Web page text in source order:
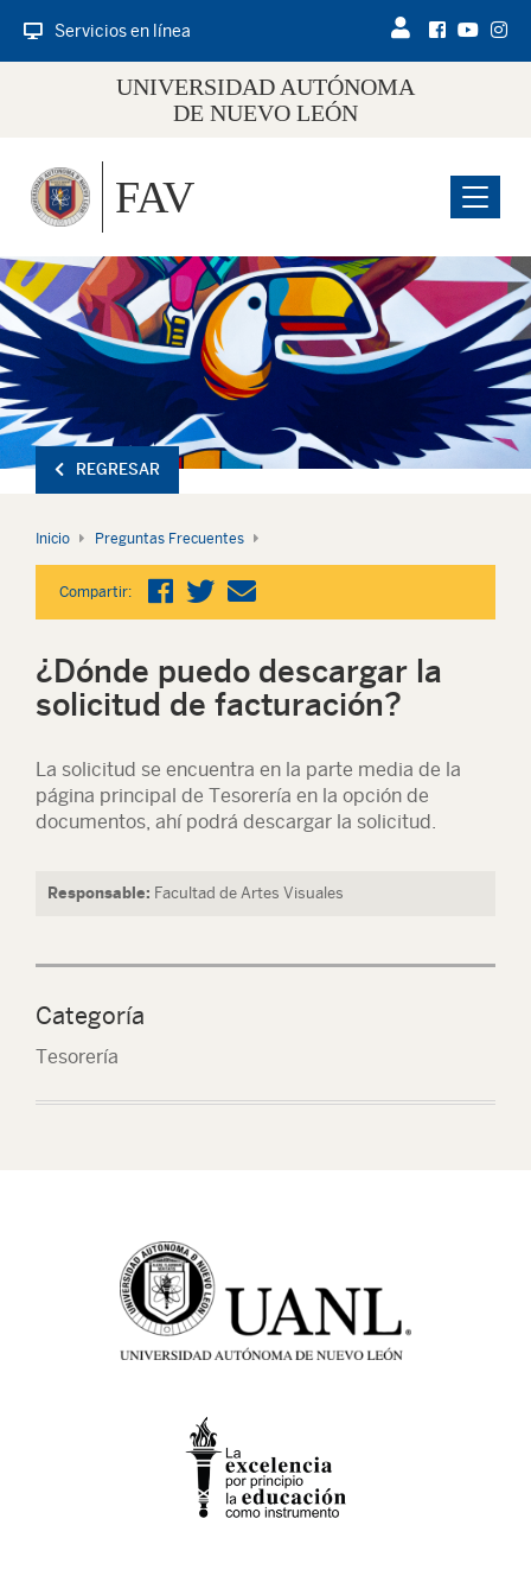
Servicios en línea
UNIVERSIDAD AUTÓNOMA
DE NUEVO LEÓN
Menu
FAV
REGRESAR
Inicio Preguntas Frecuentes
Compartir:
¿Dónde puedo descargar la
solicitud de facturación?
La solicitud se encuentra en la parte media de la
página principal de Tesorería en la opción de
documentos, ahí podrá descargar la solicitud.
Responsable: Facultad de Artes Visuales
Categoría
Tesorería